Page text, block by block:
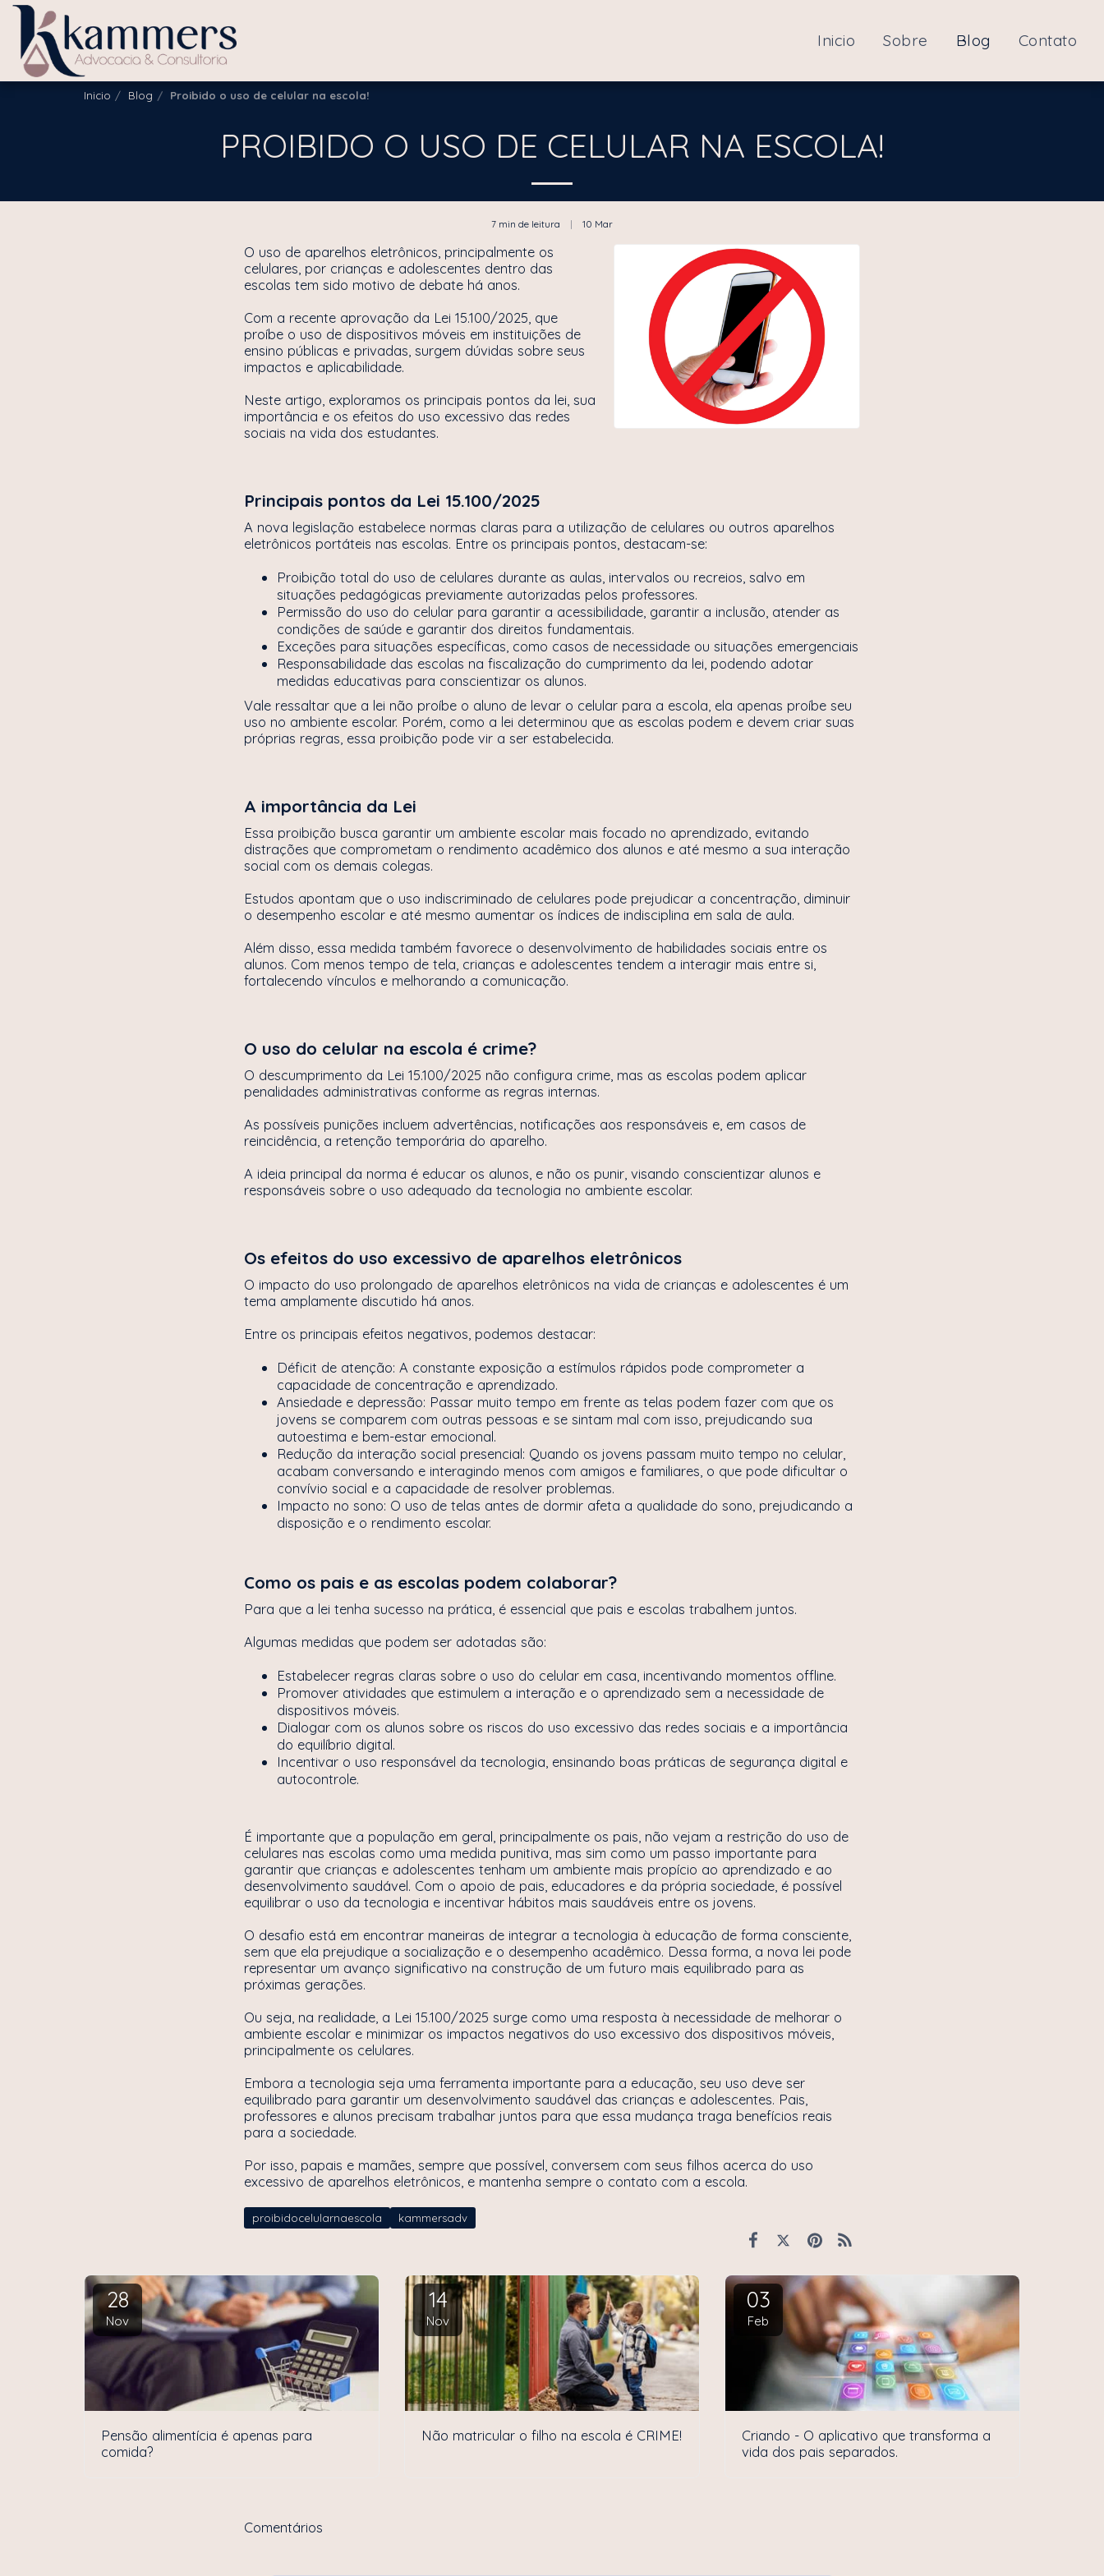
Inicio Sobre Blog Contato
Inicio Blog Proibido o uso de celular na escola!
PROIBIDO O USO DE CELULAR NA ESCOLA!
7 min de leitura 10 Mar
O uso de aparelhos eletrônicos, principalmente os
celulares, por crianças e adolescentes dentro das
escolas tem sido motivo de debate há anos.
Com a recente aprovação da Lei 15.100/2025, que
proíbe o uso de dispositivos móveis em instituições de
ensino públicas e privadas, surgem dúvidas sobre seus
impactos e aplicabilidade.
Neste artigo, exploramos os principais pontos da lei, sua
importância e os efeitos do uso excessivo das redes
sociais na vida dos estudantes.
Principais pontos da Lei 15.100/2025
A nova legislação estabelece normas claras para a utilização de celulares ou outros aparelhos
eletrônicos portáteis nas escolas. Entre os principais pontos, destacam-se:
Proibição total do uso de celulares durante as aulas, intervalos ou recreios, salvo em
situações pedagógicas previamente autorizadas pelos professores.
Permissão do uso do celular para garantir a acessibilidade, garantir a inclusão, atender as
condições de saúde e garantir dos direitos fundamentais.
Exceções para situações específicas, como casos de necessidade ou situações emergenciais
Responsabilidade das escolas na fiscalização do cumprimento da lei, podendo adotar
medidas educativas para conscientizar os alunos.
Vale ressaltar que a lei não proíbe o aluno de levar o celular para a escola, ela apenas proíbe seu
uso no ambiente escolar. Porém, como a lei determinou que as escolas podem e devem criar suas
próprias regras, essa proibição pode vir a ser estabelecida.
A importância da Lei
Essa proibição busca garantir um ambiente escolar mais focado no aprendizado, evitando
distrações que comprometam o rendimento acadêmico dos alunos e até mesmo a sua interação
social com os demais colegas.
Estudos apontam que o uso indiscriminado de celulares pode prejudicar a concentração, diminuir
o desempenho escolar e até mesmo aumentar os índices de indisciplina em sala de aula.
Além disso, essa medida também favorece o desenvolvimento de habilidades sociais entre os
alunos. Com menos tempo de tela, crianças e adolescentes tendem a interagir mais entre si,
fortalecendo vínculos e melhorando a comunicação.
O uso do celular na escola é crime?
O descumprimento da Lei 15.100/2025 não configura crime, mas as escolas podem aplicar
penalidades administrativas conforme as regras internas.
As possíveis punições incluem advertências, notificações aos responsáveis e, em casos de
reincidência, a retenção temporária do aparelho.
A ideia principal da norma é educar os alunos, e não os punir, visando conscientizar alunos e
responsáveis sobre o uso adequado da tecnologia no ambiente escolar.
Os efeitos do uso excessivo de aparelhos eletrônicos
O impacto do uso prolongado de aparelhos eletrônicos na vida de crianças e adolescentes é um
tema amplamente discutido há anos.
Entre os principais efeitos negativos, podemos destacar:
Déficit de atenção: A constante exposição a estímulos rápidos pode comprometer a
capacidade de concentração e aprendizado.
Ansiedade e depressão: Passar muito tempo em frente as telas podem fazer com que os
jovens se comparem com outras pessoas e se sintam mal com isso, prejudicando sua
autoestima e bem-estar emocional.
Redução da interação social presencial: Quando os jovens passam muito tempo no celular,
acabam conversando e interagindo menos com amigos e familiares, o que pode dificultar o
convívio social e a capacidade de resolver problemas.
Impacto no sono: O uso de telas antes de dormir afeta a qualidade do sono, prejudicando a
disposição e o rendimento escolar.
Como os pais e as escolas podem colaborar?
Para que a lei tenha sucesso na prática, é essencial que pais e escolas trabalhem juntos.
Algumas medidas que podem ser adotadas são:
Estabelecer regras claras sobre o uso do celular em casa, incentivando momentos offline.
Promover atividades que estimulem a interação e o aprendizado sem a necessidade de
dispositivos móveis.
Dialogar com os alunos sobre os riscos do uso excessivo das redes sociais e a importância
do equilíbrio digital.
Incentivar o uso responsável da tecnologia, ensinando boas práticas de segurança digital e
autocontrole.
É importante que a população em geral, principalmente os pais, não vejam a restrição do uso de
celulares nas escolas como uma medida punitiva, mas sim como um passo importante para
garantir que crianças e adolescentes tenham um ambiente mais propício ao aprendizado e ao
desenvolvimento saudável. Com o apoio de pais, educadores e da própria sociedade, é possível
equilibrar o uso da tecnologia e incentivar hábitos mais saudáveis entre os jovens.
O desafio está em encontrar maneiras de integrar a tecnologia à educação de forma consciente,
sem que ela prejudique a socialização e o desempenho acadêmico. Dessa forma, a nova lei pode
representar um avanço significativo na construção de um futuro mais equilibrado para as
próximas gerações.
Ou seja, na realidade, a Lei 15.100/2025 surge como uma resposta à necessidade de melhorar o
ambiente escolar e minimizar os impactos negativos do uso excessivo dos dispositivos móveis,
principalmente os celulares.
Embora a tecnologia seja uma ferramenta importante para a educação, seu uso deve ser
equilibrado para garantir um desenvolvimento saudável das crianças e adolescentes. Pais,
professores e alunos precisam trabalhar juntos para que essa mudança traga benefícios reais
para a sociedade.
Por isso, papais e mamães, sempre que possível, conversem com seus filhos acerca do uso
excessivo de aparelhos eletrônicos, e mantenha sempre o contato com a escola.
proibidocelularnaescola kammersadv
28
Nov
Pensão alimentícia é apenas para
comida?
14
Nov
Não matricular o filho na escola é CRIME!
03
Feb
Criando - O aplicativo que transforma a
vida dos pais separados.
Comentários